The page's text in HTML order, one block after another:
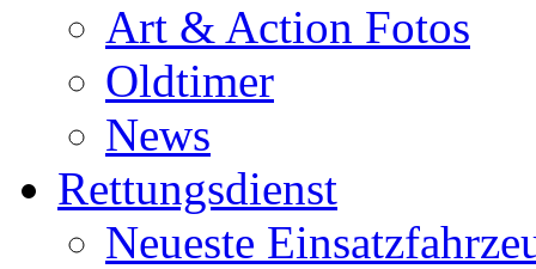
Art & Action Fotos
Oldtimer
News
Rettungsdienst
Neueste